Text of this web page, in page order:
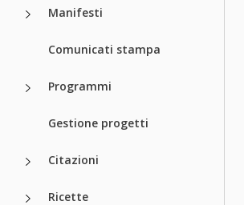
Manifesti
Comunicati stampa
Programmi
Gestione progetti
Citazioni
Ricette